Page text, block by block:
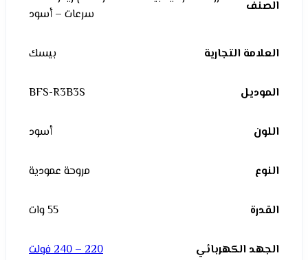
الصنف
سرعات – أسود
العلامة التجارية بيسك
الموديل BFS-R3B3S
اللون أسود
النوع مروحة عمودية
القدرة 55 وات
الجهد الكهربائي 220 – 240 فولت